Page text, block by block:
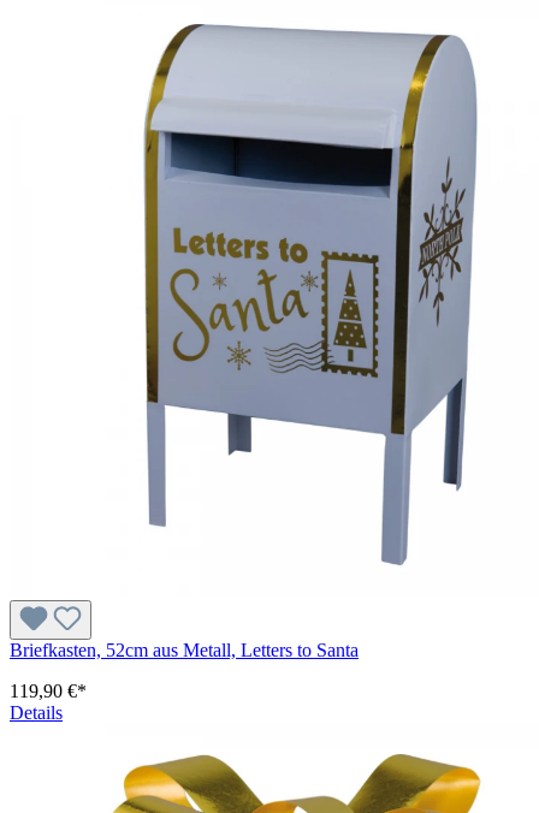
Briefkasten, 52cm aus Metall, Letters to Santa
119,90 €*
Details